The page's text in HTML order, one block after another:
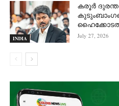
INDIA
കരൂർ
ഹൈക്കോടതി
July 27, 2026